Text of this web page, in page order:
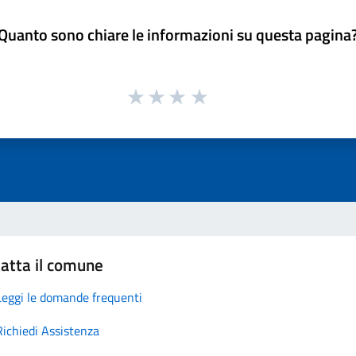
sono chiare le informazioni su questa
il comune
le domande frequenti
Assistenza